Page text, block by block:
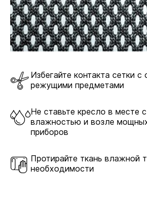
Механизм качания DMS
кресло в рабочем положении.
DMSL
Механизм качания DMSL
+35 руб.
Избегайте контакта сетки с
режущими предметами
Не ставьте кресло в месте
влажностью и возле
приборов
Протирайте ткань влажной
необходимости